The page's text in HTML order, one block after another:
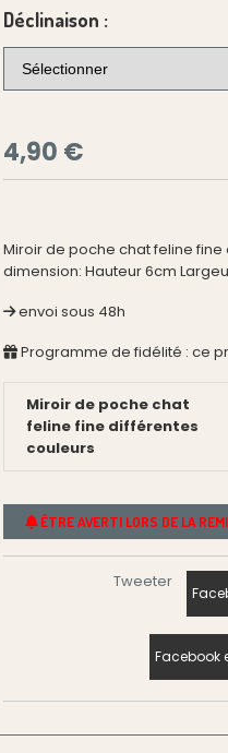
Déclinaison :
4,90 €
Miroir de poche chat feline
dimension: Hauteur 6cm
envoi sous 48h
Programme de fidélité : ce
Miroir de poche chat
feline fine différentes
couleurs
ÊTRE AVERTI LORS DE LA
Tweeter
Facebook